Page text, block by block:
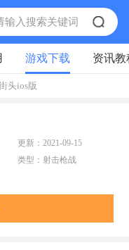
游戏下载 资讯教
头ios版
更新： 2021-09-15
类型： 射击枪战